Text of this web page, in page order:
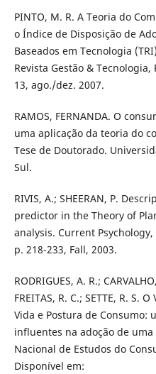
PINTO, M. R. A Teoria do
o Índice de Disposição de
Baseados em Tecnologia
Revista Gestão &
13, ago./dez. 2007.
RAMOS, FERNANDA. O
uma aplicação da teoria do
Tese de Doutorado.
Sul.
RIVIS, A.; SHEERAN, P.
predictor in the Theory of
analysis. Current
p. 218-233, Fall, 2003.
RODRIGUES, A. R.;
FREITAS, R. C.; SETTE, R. S.
Vida e Postura de Consumo:
influentes na adoção de
Nacional de Estudos do
Disponível em: